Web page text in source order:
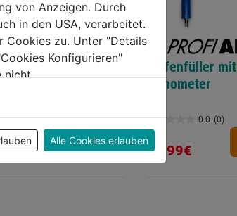
Nadelentroster-Kopf
Rundschaft
0.0 (0)
Reifenfüller mit
Manometer
0.0 (0)
0.0
von
5
27,99€
von Anzeigen. Durch
in den USA, verarbeitet.
Cookies zu. Unter "Details
Konfigurieren"
nicht.
Alle Cookies erlauben